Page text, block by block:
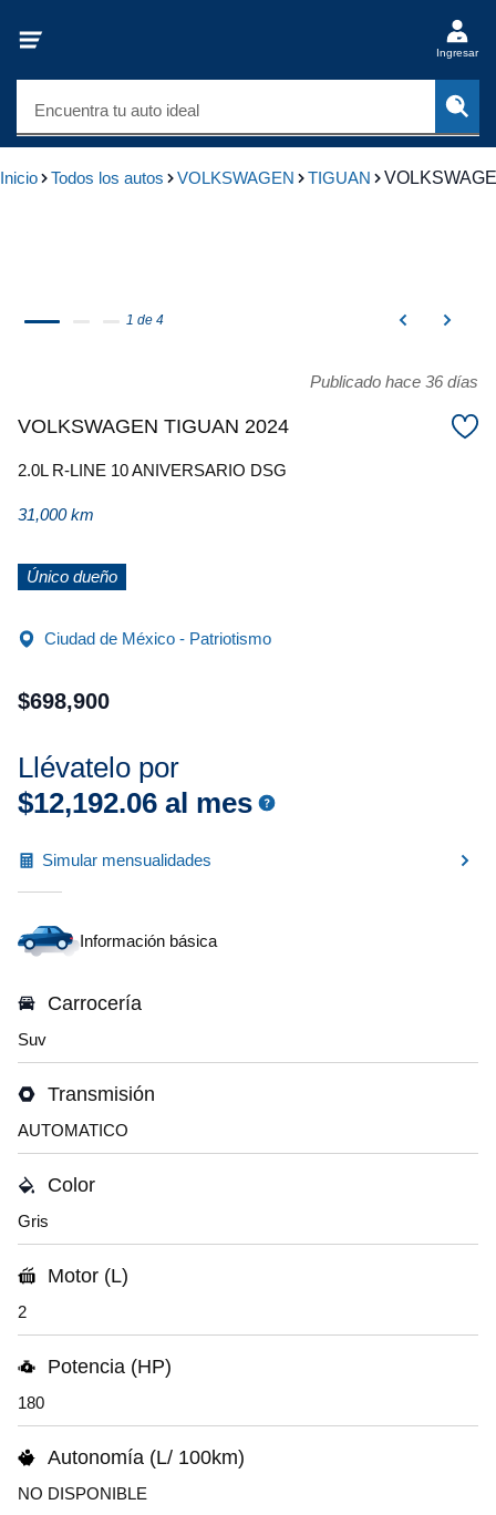
Ingresar
Encuentra tu auto ideal
Inicio Todos los autos VOLKSWAGEN TIGUAN
1 de 4
Publicado hace 36 días
VOLKSWAGEN TIGUAN 2024
2.0L R-LINE 10 ANIVERSARIO DSG
31,000 km
Único dueño
Ciudad de México - Patriotismo
$698,900
Llévatelo por
$12,192.06 al mes
Simular mensualidades
Información básica
Carrocería
Suv
Transmisión
AUTOMATICO
Color
Gris
Motor (L)
2
Potencia (HP)
180
Autonomía (L/ 100km)
NO DISPONIBLE